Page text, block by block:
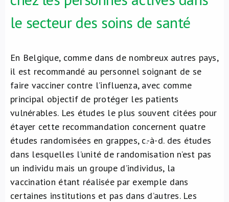
le secteur des soins de santé
En Belgique, comme dans de nombreux autres pays,
il est recommandé au personnel soignant de se
faire vacciner contre l’influenza, avec comme
principal objectif de protéger les patients
vulnérables. Les études le plus souvent citées pour
étayer cette recommandation concernent quatre
études randomisées en grappes, c.-à-d. des études
dans lesquelles l’unité de randomisation n’est pas
un individu mais un groupe d’individus, la
vaccination étant réalisée par exemple dans
certaines institutions et pas dans d’autres. Les